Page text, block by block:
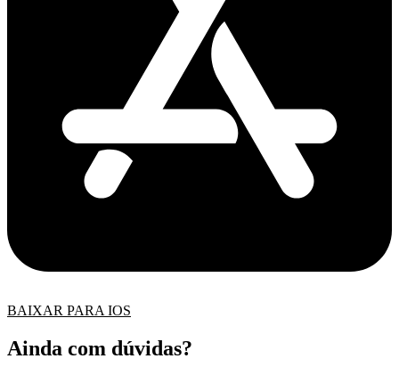
BAIXAR PARA IOS
Ainda com dúvidas?